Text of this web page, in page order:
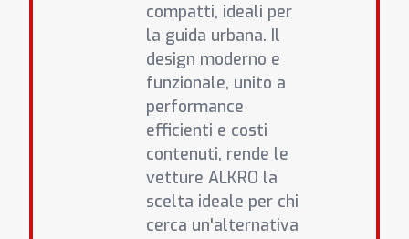
compatti, ideali per
la guida urbana. Il
design moderno e
funzionale, unito a
performance
efficienti e costi
contenuti, rende le
vetture ALKRO la
scelta ideale per chi
cerca un'alternativa